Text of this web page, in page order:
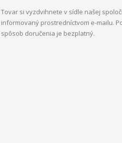
Tovar si vyzdvihnete v sídle našej
informovaný prostredníctvom e-mailu.
spôsob doručenia je bezplatný.